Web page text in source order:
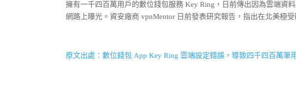
擁有一千四百萬用戶的數位錢包服務 Key Ring，日前傳出因為雲端資
網路上曝光。資安廠商 vpnMentor 日前發表研究報告，指出在北美極
原文出處：數位錢包 App Key Ring 雲端設定錯誤，導致四千四百萬筆